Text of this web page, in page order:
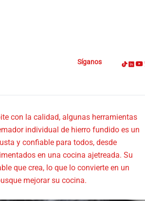
Síganos
con la calidad, algunas herramientas
individual de hierro fundido es un
y confiable para todos, desde
en una cocina ajetreada. Su
que crea, lo que lo convierte en un
mejorar su cocina.